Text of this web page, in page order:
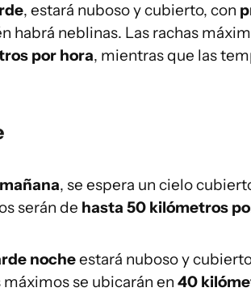
, estará nuboso y cubierto, con
habrá neblinas. Las rachas
por hora, mientras que las
, se espera un cielo
serán de hasta 50 kilómetros
nocheestará nuboso y
se ubicarán en 40